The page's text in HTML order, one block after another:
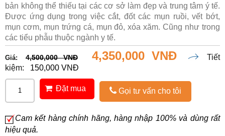
bản không thể thiếu tại các cơ sở làm đẹp và trung tâm ý tế.
Được ứng dụng trong việc cắt, đốt các mụn ruồi, vết bớt,
mụn cơm, mụn trứng cá, mụn đỏ, xóa xăm. Cũng như trong
các tiểu phẫu thuộc ngành y tế.
Giá: 4,500,000 VNĐ 4,350,000 VNĐ
Tiết
kiệm:
150,000 VNĐ
Đặt mua Gọi tư vấn cho tôi
Cam kết hàng chính hãng, hàng nhập 100% và dùng rất
hiệu quả.